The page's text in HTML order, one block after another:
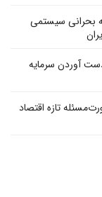
بحرانی سیستمی
آوردن سرمایه
تازه اقتصاد